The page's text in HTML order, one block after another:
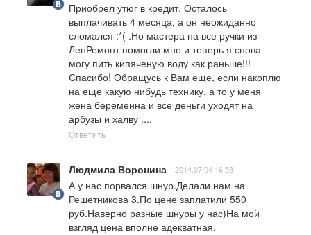
Приобрел утюг в кредит. Осталось
выплачивать 4 месяца, а он неожиданно
сломался :*( .Но мастера на все ручки из
ЛенРемонт помогли мне и теперь я снова
могу пить кипяченую воду как раньше!!!
Спасибо! Обращусь к Вам еще, если накоплю
на еще какую нибудь технику, а то у меня
жена беременна и все деньги уходят на
арбузы и халву ....
Ответить
Людмила Воронина 2014.07.04 16:53
А у нас порвался шнур.Делали нам на
Решетникова 3.По цене заплатили 550
руб.Наверно разные шнуры у нас)На мой
взгляд цена вполне адекватная.